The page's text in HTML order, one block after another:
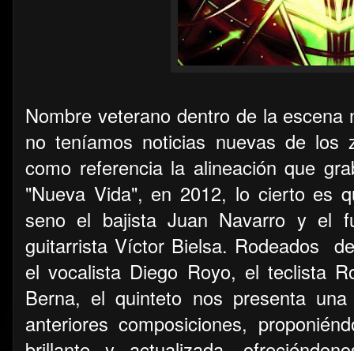
Nombre veterano dentro de la
no teníamos noticias nuevas de los
como referencia la alineación que
"Nueva Vida", en 2012, lo cierto es
seno el bajista Juan Navarro y el
guitarrista Víctor Bielsa. Rodeados
el vocalista Diego Royo, el teclista
Berna, el quinteto nos presenta
anteriores composiciones,